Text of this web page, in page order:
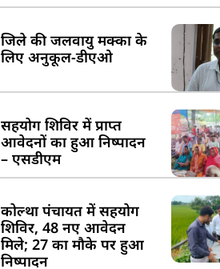
जिले की जलवायु मक्का के
लिए अनुकूल-डीएओ
सहयोग शिविर में प्राप्त
आवेदनों का हुआ निष्पादन
– एसडीएम
कोल्था पंचायत में सहयोग
शिविर, 48 नए आवेदन
मिले; 27 का मौके पर हुआ
निष्पादन